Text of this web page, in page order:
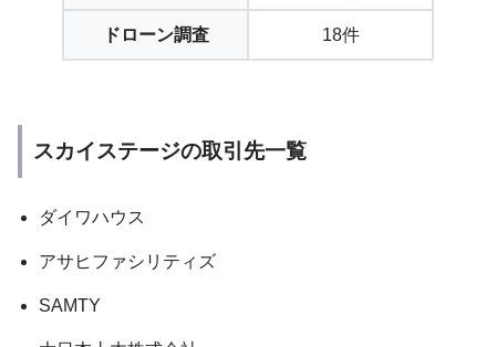
ドローン調査 18件
スカイステージの取引先一覧
ダイワハウス
アサヒファシリティズ
SAMTY